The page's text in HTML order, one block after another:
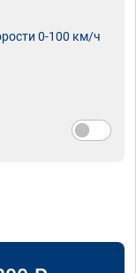
0-100 км/ч